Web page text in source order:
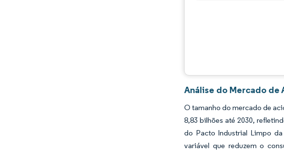
Análise do Mercado
O tamanho do mercado de
8,83 bilhões até 2030,
do Pacto Industrial Limpo
variável que reduzem o